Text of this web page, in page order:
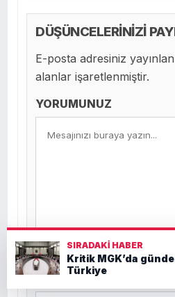
DÜŞÜNCELERİNİZİ
E-posta adresiniz
alanlar işaretlenmiştir.
YORUMUNUZ
Ad *
SIRADAKI HABER
Kritik MGK’da
Türkiye